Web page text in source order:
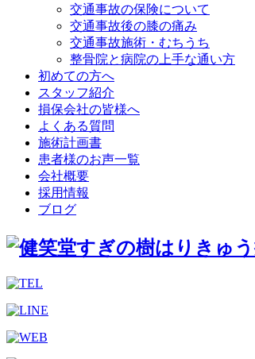
交通事故の保険について
交通事故後の膝の痛み
交通事故施術・むちうち
整骨院と病院の上手な通い方
初めての方へ
スタッフ紹介
損保会社の皆様へ
よくある質問
施術計画書
患者様のお声一覧
会社概要
採用情報
ブログ